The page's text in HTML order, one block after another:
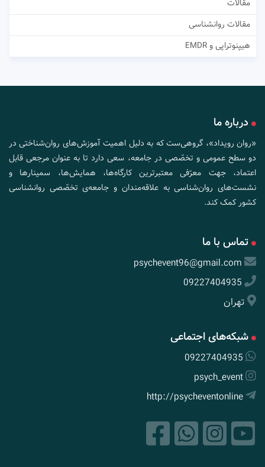
مقالات
مقالات روانشناسی
هیپنوتراپی و EMDR
درباره ما
«روان رویداد»، گروهی‌ست که به دلیل اهمیت آموزش‌های روان‌شناختی در
دو سطح عمومی و تخصّصی در جامعه، سعی دارد تا به عنوان مرجعی قابل
اعتماد، جهت معرّفی معتبرترین کارگاه‌ها، همایش‌ها، سمینارها و
نشست‌های روان‌شناسی به علاقه‌مندان و جامعه‌ی تخصّصی روانشناسی
کشور کمک کند.
تماس با ما
psychevent96@gmail.com
09227404935
تهران
شبکه‌های اجتماعی
09227404935
psych_event
http://psycheventonline